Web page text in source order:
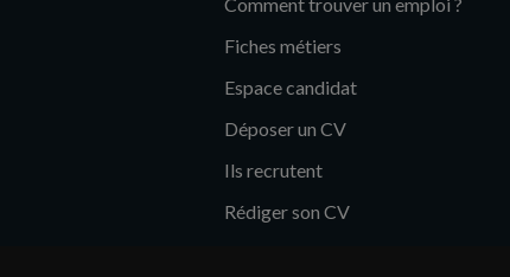
Fiches métiers
Espace candidat
Déposer un CV
Ils recrutent
Rédiger son CV